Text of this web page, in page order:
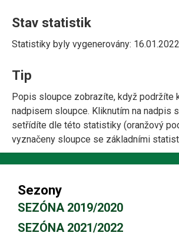
Stav statistik
Statistiky byly vygenerovány:
Tip
Popis sloupce zobrazíte, když podržíte
nadpisem sloupce. Kliknutím na nadpis
setřídíte dle této statistiky (oranžový
vyznačeny sloupce se základními
Sezony
SEZÓNA 2019/2020
SEZÓNA 2021/2022